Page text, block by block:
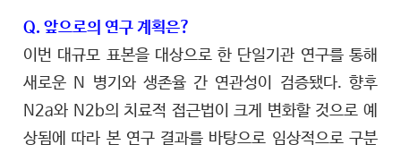
Q. 앞으로의 연구 계획은?
이번 대규모 표본을 대상으로 한 단일기관 연구를 통해
새로운 N 병기와 생존율 간 연관성이 검증됐다. 향후
N2a와 N2b의 치료적 접근법이 크게 변화할 것으로 예
상됨에 따라 본 연구 결과를 바탕으로 임상적으로 구분